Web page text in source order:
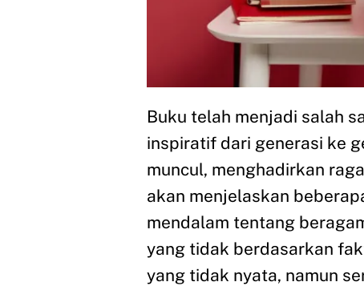
Buku telah menjadi salah
inspiratif dari generasi ke
muncul, menghadirkan
akan menjelaskan
mendalam tentang
yang tidak berdasarkan
yang tidak nyata, namun